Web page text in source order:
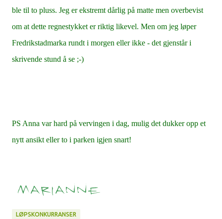
ble til to pluss. Jeg er ekstremt dårlig på matte men overbevist
om at dette regnestykket er riktig likevel. Men om jeg løper
Fredrikstadmarka rundt i morgen eller ikke - det gjenstår i
skrivende stund å se ;-)
PS Anna var hard på vervingen i dag, mulig det dukker opp et
nytt ansikt eller to i parken igjen snart!
LØPSKONKURRANSER